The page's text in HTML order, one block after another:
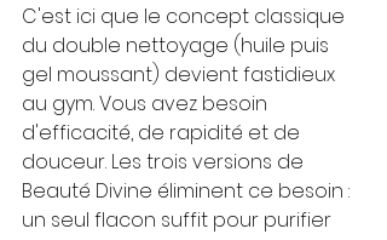
C'est ici que le concept classique
du double nettoyage (huile puis
gel moussant) devient fastidieux
au gym. Vous avez besoin
d'efficacité, de rapidité et de
douceur. Les trois versions de
Beauté Divine éliminent ce besoin :
un seul flacon suffit pour purifier